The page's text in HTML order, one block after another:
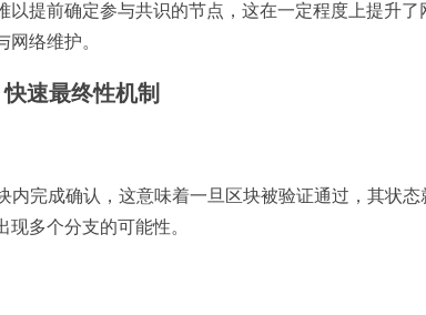
以提前确定参与共识的节点，这在一定程度上提升
络维护。
速最终性机制
内完成确认，这意味着一旦区块被验证通过，其状
多个分支的可能性。